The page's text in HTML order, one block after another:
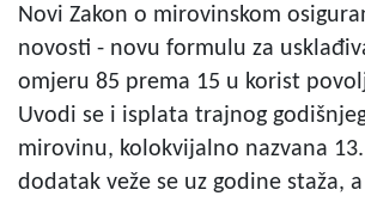
Novi Zakon o mirovinskom
novosti - novu formulu za
omjeru 85 prema 15 u korist
Uvodi se i isplata trajnog
mirovinu, kolokvijalno nazvana
dodatak veže se uz godine staža,